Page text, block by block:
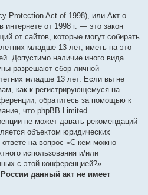
Protection Act of 1998), или Акт о
интернете от 1998 г. — это закон
от сайтов, которые могут собирать
младше 13 лет, иметь на это
Допустимо наличие иного вида
разрешают сбор личной
младше 13 лет. Если вы не
как к регистрирующемуся на
обратитесь за помощью к
что phpBB Limited
не может давать рекомендаций
объектом юридических
на вопрос «С кем можно
использования и/или
с этой конференцией?».
данный акт не имеет